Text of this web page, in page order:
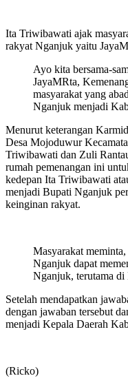
Ita Triwibawati ajak
rakyat Nganjuk yaitu
Ayo kita bersama-
JayaMRta,
masyarakat yang
Nganjuk menjadi
Menurut keterangan
Desa Mojoduwur
Triwibawati dan Zuli
rumah pemenangan ini
kedepan Ita Triwibawati
menjadi Bupati Nganjuk
keinginan rakyat.
Masyarakat
Nganjuk dapat
Nganjuk, terutama
Setelah mendapatkan
dengan jawaban tersebut
menjadi Kepala Daerah
(Ricko)